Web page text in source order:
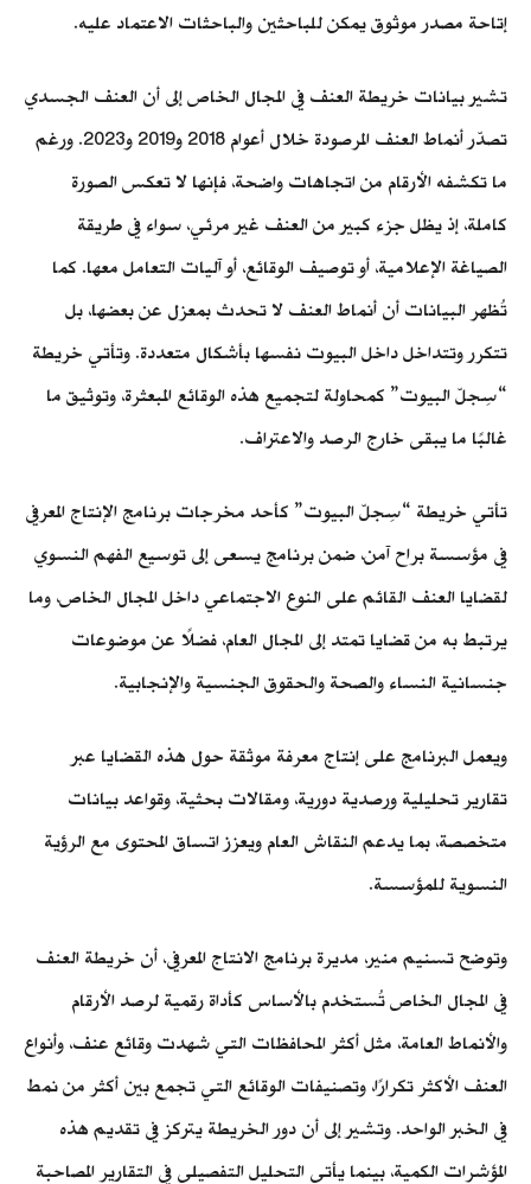
إتاحة مصدر موثوق يمكن للباحثين والباحثات الاعتماد عليه.
تشير بيانات خريطة العنف في المجال الخاص إلى أن العنف الجسدي
تصدّر أنماط العنف المرصودة خلال أعوام 2018 و2019 و2023. ورغم
ما تكشفه الأرقام من اتجاهات واضحة، فإنها لا تعكس الصورة
كاملة، إذ يظل جزء كبير من العنف غير مرئي، سواء في طريقة
الصياغة الإعلامية، أو توصيف الوقائع، أو آليات التعامل معها. كما
تُظهر البيانات أن أنماط العنف لا تحدث بمعزل عن بعضها، بل
تتكرر وتتداخل داخل البيوت نفسها بأشكال متعددة. وتأتي خريطة
“سِجلّ البيوت” كمحاولة لتجميع هذه الوقائع المبعثرة، وتوثيق ما
غالبًا ما يبقى خارج الرصد والاعتراف.
تأتي خريطة “سِجلّ البيوت” كأحد مخرجات برنامج الإنتاج المعرفي
في مؤسسة براح آمن، ضمن برنامج يسعى إلى توسيع الفهم النسوي
لقضايا العنف القائم على النوع الاجتماعي داخل المجال الخاص، وما
يرتبط به من قضايا تمتد إلى المجال العام، فضلًا عن موضوعات
جنسانية النساء والصحة والحقوق الجنسية والإنجابية.
ويعمل البرنامج على إنتاج معرفة موثقة حول هذه القضايا عبر
تقارير تحليلية ورصدية دورية، ومقالات بحثية، وقواعد بيانات
متخصصة، بما يدعم النقاش العام ويعزز اتساق المحتوى مع الرؤية
النسوية للمؤسسة.
وتوضح تسنيم منير، مديرة برنامج الانتاج المعرفي، أن خريطة العنف
في المجال الخاص تُستخدم بالأساس كأداة رقمية لرصد الأرقام
والأنماط العامة، مثل أكثر المحافظات التي شهدت وقائع عنف، وأنواع
العنف الأكثر تكرارًا، وتصنيفات الوقائع التي تجمع بين أكثر من نمط
في الخبر الواحد. وتشير إلى أن دور الخريطة يتركز في تقديم هذه
المؤشرات الكمية، بينما يأتي التحليل التفصيلي في التقارير المصاحبة